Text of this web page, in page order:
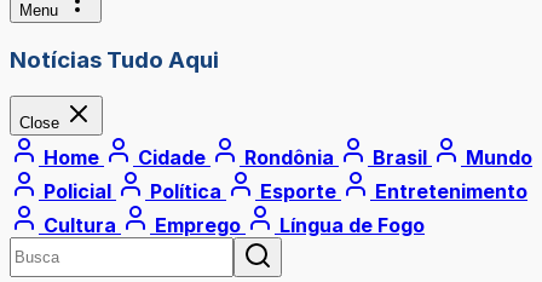
Menu
Notícias Tudo Aqui
Close
Home Cidade Rondônia Brasil
Mundo
Policial
Política Esporte
Entretenimento
Cultura
Emprego Língua de Fogo